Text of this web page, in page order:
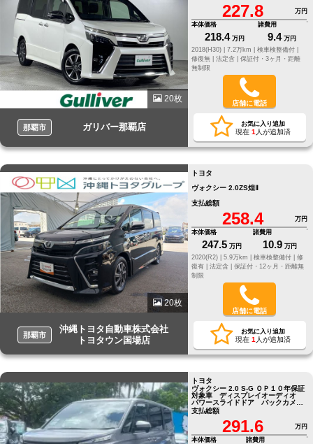
20枚
那覇市 ガリバー那覇店
227.8
万円
本体価格
218.4 万円
諸費用
9.4 万円
2018(H30) |
7.2万km |
検車検整備付 |
修復無 | 法定含 | 保証付・3ヶ月・距離
無制限
店舗に電話
お気に入り追加
現在 1 人が追加済
20枚
那覇市
沖縄トヨタ自動車株式会社
トヨタウン国場店
トヨタ
ヴォクシー 2.0ZS煌Ⅱ
支払総額
258.4
万円
本体価格
247.5 万円
諸費用
10.9 万円
2020(R2) |
5.9万km | 検車検整備付 | 修
復有 | 法定含 | 保証付・12ヶ月・距離無
制限
店舗に電話
お気に入り追加
現在 1 人が追加済
トヨタ
ヴォクシー 2.0 S-G ＯＰ１０年保証
対象車 ディスプレイオーディオ
パワースライドドア バックカメ
ラ ＥＴＣ ドラレコ
支払総額
291.6
万円
本体価格
諸費用